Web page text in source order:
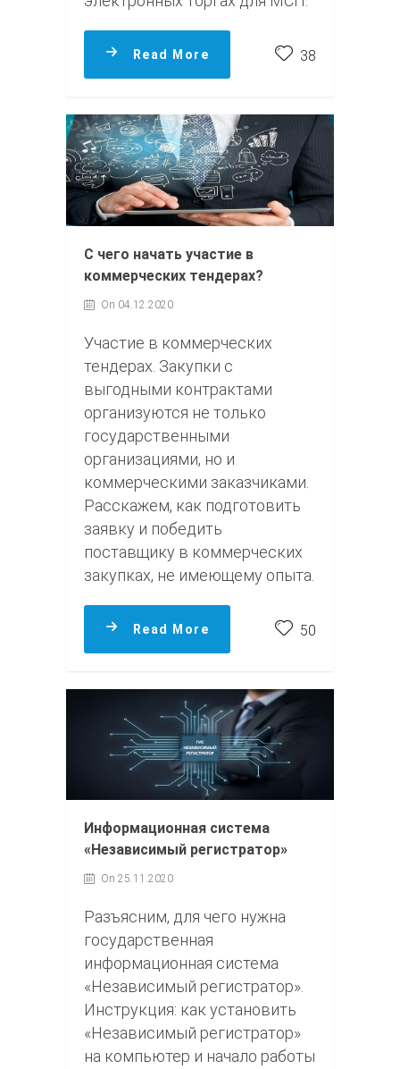
Read More 38
С чего начать участие в
коммерческих тендерах?
On 04.12.2020
Участие в коммерческих
тендерах. Закупки с
выгодными контрактами
организуются не только
государственными
организациями, но и
коммерческими заказчиками.
Расскажем, как подготовить
заявку и победить
поставщику в коммерческих
закупках, не имеющему опыта.
Read More 50
Информационная система
«Независимый регистратор»
On 25.11.2020
Разъясним, для чего нужна
государственная
информационная система
«Независимый регистратор».
Инструкция: как установить
«Независимый регистратор»
на компьютер и начало работы